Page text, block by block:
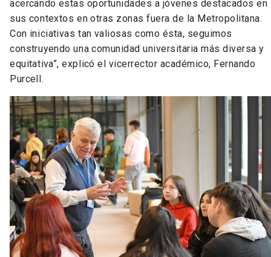
acercando estas oportunidades a jóvenes destacados en
sus contextos en otras zonas fuera de la Metropolitana.
Con iniciativas tan valiosas como ésta, seguimos
construyendo una comunidad universitaria más diversa y
equitativa”, explicó el vicerrector académico, Fernando
Purcell.